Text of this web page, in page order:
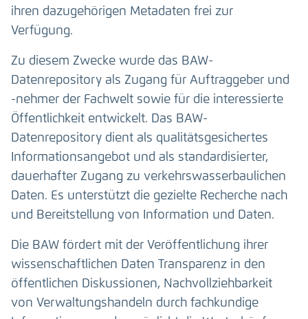
ihren dazugehörigen Metadaten frei zur
Verfügung.
Zu diesem Zwecke wurde das BAW-
Datenrepository als Zugang für Auftraggeber und
-nehmer der Fachwelt sowie für die interessierte
Öffentlichkeit entwickelt. Das BAW-
Datenrepository dient als qualitätsgesichertes
Informationsangebot und als standardisierter,
dauerhafter Zugang zu verkehrswasserbaulichen
Daten. Es unterstützt die gezielte Recherche nach
und Bereitstellung von Information und Daten.
Die BAW fördert mit der Veröffentlichung ihrer
wissenschaftlichen Daten Transparenz in den
öffentlichen Diskussionen, Nachvollziehbarkeit
von Verwaltungshandeln durch fachkundige